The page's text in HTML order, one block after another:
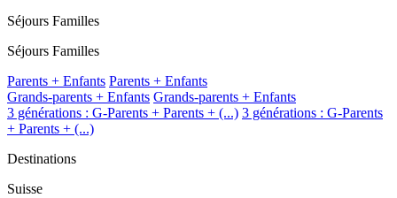
Séjours Familles
Séjours Familles
Parents + Enfants Parents + Enfants
Grands-parents + Enfants Grands-parents + Enfants
3 générations : G-Parents + Parents + (...) 3 générations : G-Parents
+ Parents + (...)
Destinations
Suisse